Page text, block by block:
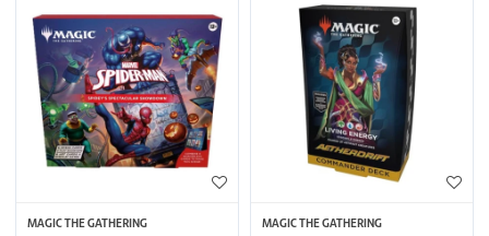
MAGIC THE GATHERING MAGIC THE GATHERING